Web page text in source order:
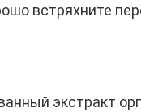
встряхните
экстракт